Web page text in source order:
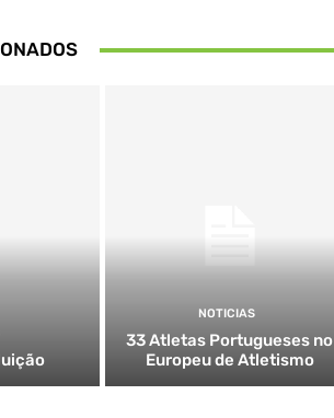
NOTICIAS
33 Atletas Portugueses no
Europeu de Atletismo